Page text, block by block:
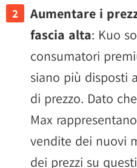
Aumentare i
fascia alta: Kuo
consumatori
siano più disposti
di prezzo. Dato
Max
vendite dei nuovi
dei prezzi su